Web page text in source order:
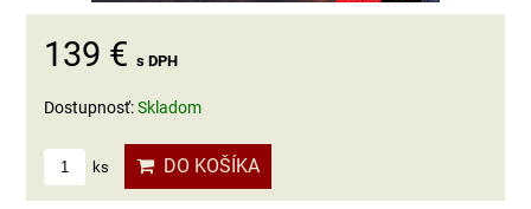
139 € s DPH
Dostupnosť:Skladom
ks DO KOŠÍKA